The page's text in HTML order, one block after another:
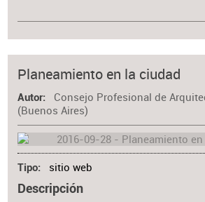
Planeamiento en la ciudad
Autor
Consejo Profesional de
(Buenos Aires)
Tipo sitio web
Descripción